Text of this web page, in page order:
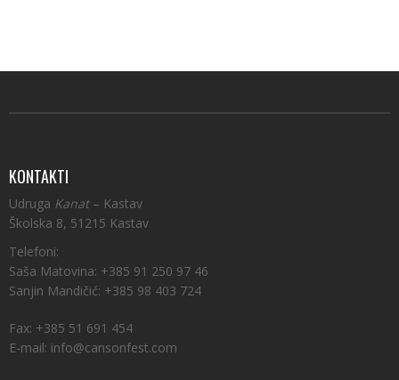
KONTAKTI
Udruga Kanat– Kastav
Školska 8, 51215 Kastav
Telefoni:
Saša Matovina: +385 91 250 97 46
Sanjin Mandičić: +385 98 403 724
Fax: +385 51 691 454
E-mail: info@cansonfest.com